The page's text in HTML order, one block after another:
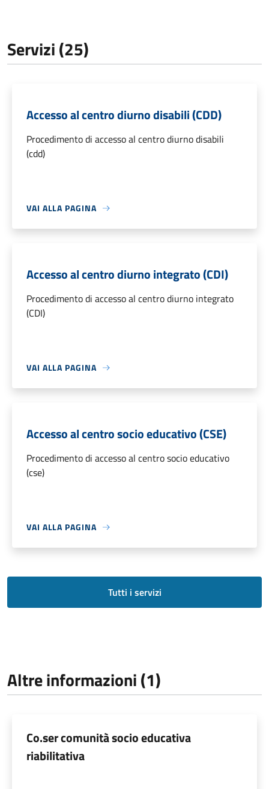
Servizi (25)
Accesso al centro diurno disabili (CDD)
Procedimento di accesso al centro diurno disabili
(cdd)
VAI ALLA PAGINA
Accesso al centro diurno integrato (CDI)
Procedimento di accesso al centro diurno integrato
(CDI)
VAI ALLA PAGINA
Accesso al centro socio educativo (CSE)
Procedimento di accesso al centro socio educativo
(cse)
VAI ALLA PAGINA
Tutti i servizi
Altre informazioni (1)
Co.ser comunità socio educativa
riabilitativa